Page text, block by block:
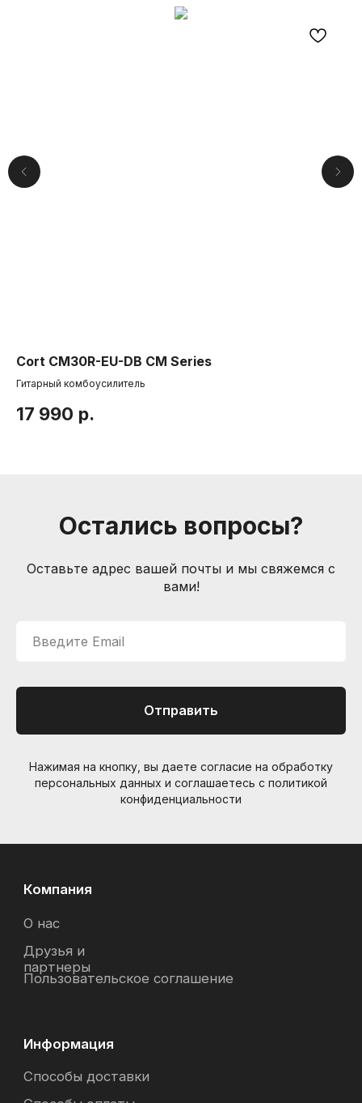
Cort CM30R-EU-DB CM Series
Гитарный комбоусилитель
17 990 р.
Остались вопросы?
Оставьте адрес вашей почты и мы свяжемся с
вами!
Введите Email
Отправить
Нажимая на кнопку, вы даете согласие на обработку
персональных данных и соглашаетесь c политикой
конфиденциальности
Пользовательское соглашение
партнеры
+7 (905) 257-13-85
Контакты
© Интернет-магазин "Необходимые вещи". Г. Санкт-
Петербург. 2021-2026г.